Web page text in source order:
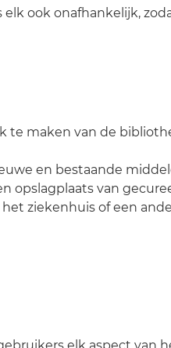
ook onafhankelijk,
te maken van de
en bestaande
opslagplaats van
ziekenhuis of een